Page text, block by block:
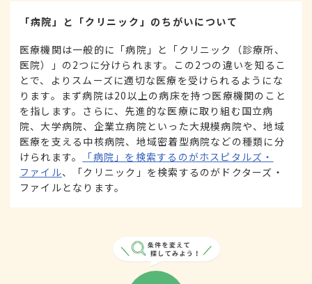
「病院」と「クリニック」のちがいについて
医療機関は一般的に「病院」と「クリニック（診療所、
医院）」の2つに分けられます。この2つの違いを知るこ
とで、よりスムーズに適切な医療を受けられるようにな
ります。まず病院は20以上の病床を持つ医療機関のこと
を指します。さらに、先進的な医療に取り組む国立病
院、大学病院、企業立病院といった大規模病院や、地域
医療を支える中核病院、地域密着型病院などの種類に分
けられます。
「病院」を検索するのがホスピタルズ・
ファイル、「クリニック」を検索するのがドクターズ・
ファイルとなります。